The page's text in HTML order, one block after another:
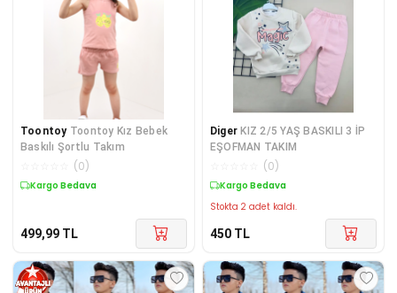
Toontoy Toontoy Kız Bebek
Baskılı Şortlu Takım
(0)
Kargo Bedava
499,99 TL
Diger KIZ 2/5 YAŞ BASKILI 3 İP
EŞOFMAN TAKIM
(0)
Kargo Bedava
Stokta 2 adet kaldı.
450 TL